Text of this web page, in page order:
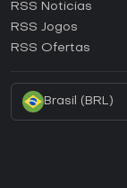
Como ativar uma
RSS Noticias
RSS Jogos
RSS Ofertas
Brasil (BRL)